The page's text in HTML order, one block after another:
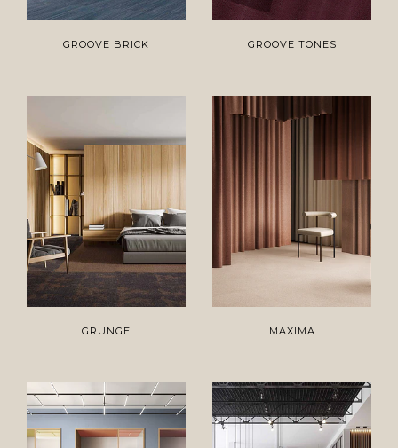
GROOVE BRICK GROOVE TONES
GRUNGE MAXIMA